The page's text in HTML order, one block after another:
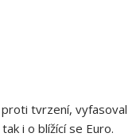
tvrzení, vyfasoval
i o blížící se Euro.